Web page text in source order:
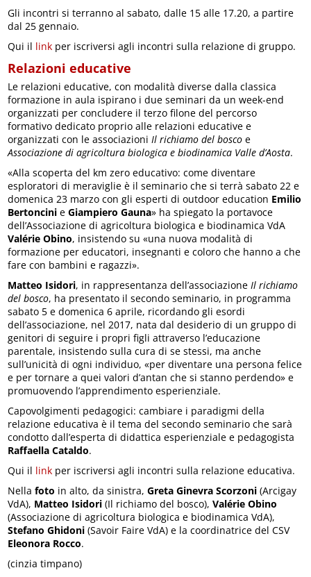
Gli incontri si terranno al sabato, dalle 15 alle 17.20, a partire
dal 25 gennaio.
Qui il link per iscriversi agli incontri sulla relazione di gruppo.
Relazioni educative
Le relazioni educative, con modalità diverse dalla classica
formazione in aula ispirano i due seminari da un week-end
organizzati per concludere il terzo filone del percorso
formativo dedicato proprio alle relazioni educative e
organizzati con le associazioniIl richiamo del bosco e
Associazione di agricoltura biologica e biodinamica Valle d’Aosta.
«Alla scoperta del km zero educativo: come diventare
esploratori di meraviglie è il seminario che si terrà sabato 22 e
domenica 23 marzo con gli esperti di outdoor education Emilio
Bertoncini e Giampiero Gauna» ha spiegato la portavoce
dell’Associazione di agricoltura biologica e biodinamica VdA
Valérie Obino, insistendo su «una nuova modalità di
formazione per educatori, insegnanti e coloro che hanno a che
fare con bambini e ragazzi».
Matteo Isidori, in rappresentanza dell’associazione Il richiamo
del bosco, ha presentato il secondo seminario, in programma
sabato 5 e domenica 6 aprile, ricordando gli esordi
dell’associazione, nel 2017, nata dal desiderio di un gruppo di
genitori di seguire i propri figli attraverso l’educazione
parentale, insistendo sulla cura di se stessi, ma anche
sull’unicità di ogni individuo, «per diventare una persona felice
e per tornare a quei valori d’antan che si stanno perdendo» e
promuovendo l’apprendimento esperienziale.
Capovolgimenti pedagogici: cambiare i paradigmi della
relazione educativa è il tema del secondo seminario che sarà
condotto dall’esperta di didattica esperienziale e pedagogista
Raffaella Cataldo.
Qui il link per iscriversi agli incontri sulla relazione educativa.
Nella foto in alto, da sinistra,Greta Ginevra Scorzoni (Arcigay
VdA), Matteo Isidori (Il richiamo del bosco),Valérie Obino
(Associazione di agricoltura biologica e biodinamica VdA),
Stefano Ghidoni (Savoir Faire VdA) e la coordinatrice del CSV
Eleonora Rocco.
(cinzia timpano)